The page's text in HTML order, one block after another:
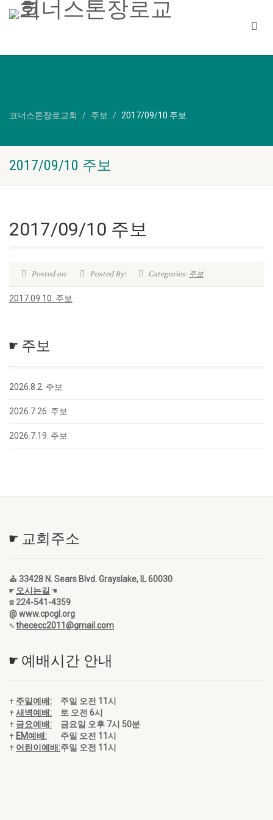
코너스톤장로교회 주보 2017/09/10 주보
2017/09/10 주보
2017/09/10 주보
Posted on Posted By: Categories:주보
2017.09.10. 주보
☛ 주보
2026.8.2. 주보
2026.7.26. 주보
2026.7.19. 주보
☛ 교회주소
⛪ 33428 N. Sears Blvd. Grayslake, IL 60030
☛ 오시는길 ☚
☎ 224-541-4359
@ www.cpcgl.org
✎thececc2011@gmail.com
☛ 예배시간 안내
✝ 주일예배:
주일 오전 11시
✝새벽예배:
토 오전 6시
✝ 금요예배:
금요일 오후 7시 50분
✝ EM예배:
주일 오전 11시
✝ 어린이예배:주일 오전 11시